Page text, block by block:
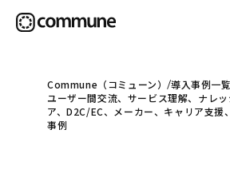
Communeについて
Commune（コミューン）
導入事例一覧
ユーザー間交流、サービス理解、ナレ
ア、D2C/EC、メーカー、キャリア支援
事例